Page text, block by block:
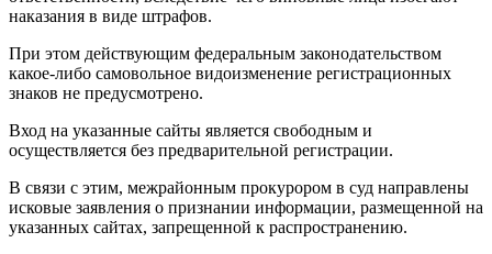
наказания в виде штрафов.
При этом действующим федеральным законодательством
какое-либо самовольное видоизменение регистрационных
знаков не предусмотрено.
Вход на указанные сайты является свободным и
осуществляется без предварительной регистрации.
В связи с этим, межрайонным прокурором в суд направлены
исковые заявления о признании информации, размещенной на
указанных сайтах, запрещенной к распространению.